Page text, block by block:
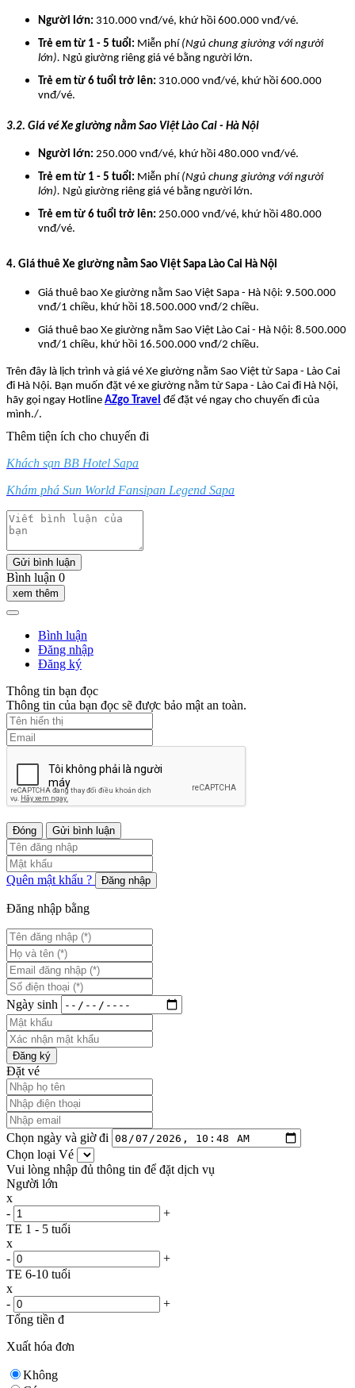
Người lớn: 310.000 vnđ/vé, khứ hồi 600.000 vnđ/vé.
Trẻ em từ 1 - 5 tuổi: Miễn phí (Ngủ chung giường với người
lớn). Ngủ giường riêng giá vé bằng người lớn.
Trẻ em từ 6 tuổi trở lên: 310.000 vnđ/vé, khứ hồi 600.000
vnđ/vé.
3.2. Giá vé Xe giường nằm Sao Việt Lào Cai - Hà Nội
Người lớn: 250.000 vnđ/vé, khứ hồi 480.000 vnđ/vé.
Trẻ em từ 1 - 5 tuổi: Miễn phí (Ngủ chung giường với người
lớn). Ngủ giường riêng giá vé bằng người lớn.
Trẻ em từ 6 tuổi trở lên: 250.000 vnđ/vé, khứ hồi 480.000
vnđ/vé.
4. Giá thuê Xe giường nằm Sao Việt Sapa Lào Cai Hà Nội
Giá thuê bao Xe giường nằm Sao Việt Sapa - Hà Nội: 9.500.000
vnđ/1 chiều, khứ hồi 18.500.000 vnđ/2 chiều.
Giá thuê bao Xe giường nằm Sao Việt Lào Cai - Hà Nội: 8.500.000
vnđ/1 chiều, khứ hồi 16.500.000 vnđ/2 chiều.
Trên đây là lịch trình và giá vé Xe giường nằm Sao Việt từ Sapa - Lào Cai
đi Hà Nội. Bạn muốn đặt vé xe giường nằm từ Sapa - Lào Cai đi Hà Nội,
hãy gọi ngay Hotline AZgo Travel để đặt vé ngay cho chuyến đi của
mình./.
Thêm tiện ích cho chuyến đi
Khách sạn BB Hotel Sapa
Khám phá Sun World Fansipan Legend Sapa
Gửi bình luận
Bình luận 0
xem thêm
Bình luận
Đăng nhập
Đăng ký
Thông tin bạn đọc
Thông tin của bạn đọc sẽ được bảo mật an toàn.
Đóng Gửi bình luận
Quên mật khẩu ? Đăng nhập
Đăng nhập bằng
Ngày sinh
Đăng ký
Đặt vé
Chọn ngày và giờ đi
Chọn loại Vé
Vui lòng nhập đủ thông tin để đặt dịch vụ
Người lớn
x
-
+
TE 1 - 5 tuổi
x
-
+
TE 6-10 tuổi
x
-
+
Tổng tiền đ
Xuất hóa đơn
Không